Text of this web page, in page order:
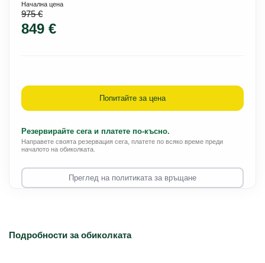
Подробности за обиколката
Начална цена
975 €
849 €
Попитайте за цена
Резервирайте сега и платете по-късно.
Направете своята резервация сега, платете по всяко време преди
началото на обиколката.
Преглед на политиката за връщане